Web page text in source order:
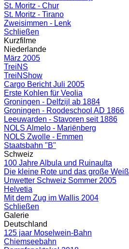
St. Moritz - Chur
St. Moritz - Tirano
Zweisimmen - Lenk
Schließen
Kurzfilme
Niederlande
März 2005
TreiNS
TreiNShow
Cargo Bericht Juli 2005
Erste Kohlen für Veolia
Groningen - Delfzijl ab 1884
Groningen - Roodeschool AD 1866
Leeuwarden - Stavoren seit 1886
NOLS Almelo - Mariënberg
NOLS Zwolle - Emmen
Staatsbahn "B"
Schweiz
100 Jahre Albula und Ruinaulta
Die kleine Rote und das große Weiß
Unwetter Schweiz Sommer 2005
Helvetia
Mit dem Zug im Wallis 2004
Schließen
Galerie
Deutschland
125 jaar Moselwein-Bahn
Chiemseebahn